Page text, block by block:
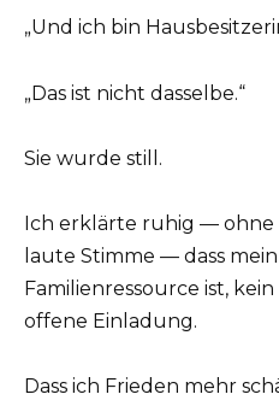
„Und ich bin
„Das ist nicht dasselbe.“
Sie wurde still.
Ich erklärte ruhig — ohne
laute Stimme — dass
Familienressource ist,
offene Einladung.
Dass ich Frieden mehr